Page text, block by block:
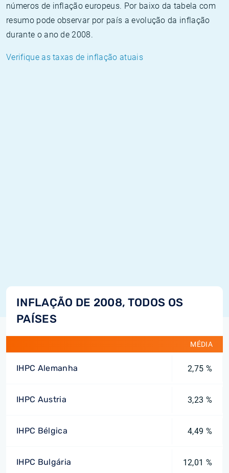
números de inflação europeus. Por baixo da tabela com
resumo pode observar por país a evolução da inflação
durante o ano de 2008.
Verifique as taxas de inflação atuais
INFLAÇÃO DE 2008, TODOS OS
PAÍSES
MÉDIA
IHPC Alemanha 2,75 %
IHPC Austria 3,23 %
IHPC Bélgica 4,49 %
IHPC Bulgária 12,01 %